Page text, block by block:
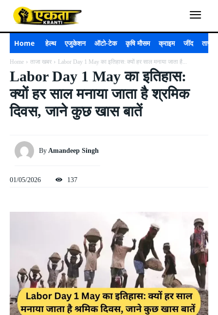
Home हेल्थ एजुकेशन ऑटो-टेक कृषि मौसम क्राइम जींद ताजा
Home ताजा खबर Labor Day 1 May का इतिहास: क्यों हर साल मनाया जाता है...
Labor Day 1 May का इतिहास:
क्यों हर साल मनाया जाता है श्रमिक
दिवस, जाने कुछ खास बातें
By Amandeep Singh
01/05/2026 137